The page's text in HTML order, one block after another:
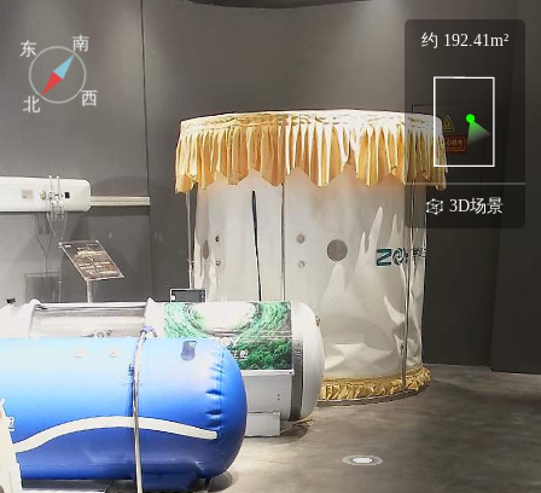
东 南
西
北
约 192.41m²
3D场景